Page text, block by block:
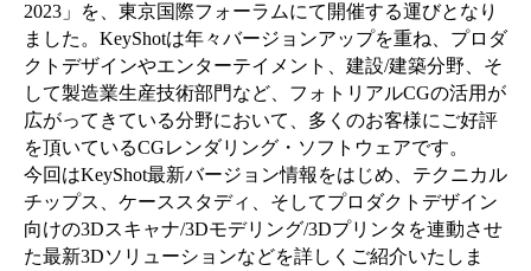
2023 」を、東京国際フォーラムにて開催する運びとなり
ました。 KeyShotは年々バージョンアップを重ね、プロダ
クトデザインやエンターテイメント、建設/建築分野、そ
して製造業生産技術部門など、フォトリアルCGの活用が
広がってきている分野において、多くのお客様にご好評
を頂いているCGレンダリング・ソフトウェアです。
今回はKeyShot最新バージョン情報をはじめ、テクニカル
チップス、ケーススタディ、そしてプロダクトデザイン
向けの3Dスキャナ/3Dモデリング/3Dプリンタを連動させ
た最新3Dソリューションなどを詳しくご紹介いたしま